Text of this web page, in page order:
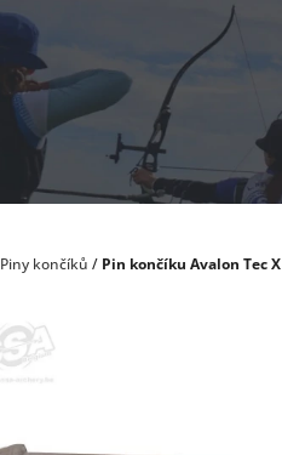
Piny končíků / Pin končíku Avalon Tec X